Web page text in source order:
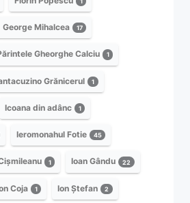
George Mihalcea 17
Gheorghe Calciu 1
Grănicerul 1
Icoana din adânc 1
Ieromonahul Fotie 45
1 Ioan Gându 22
Coja 1 Ion Ștefan 2